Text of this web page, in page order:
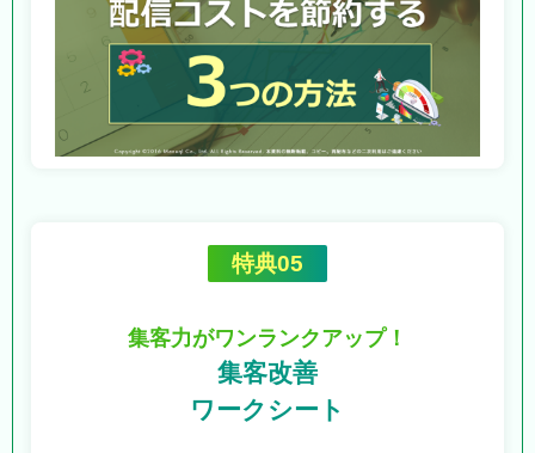
特典05
集客力がワンランクアップ！
集客改善
ワークシート